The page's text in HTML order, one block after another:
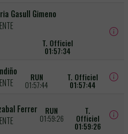
Gasull Gimeno
T. Officiel
01:57:34
RUN
01:57:44
T. Officiel
01:57:44
Ferrer
RUN
01:59:26
T.
Officiel
01:59:26